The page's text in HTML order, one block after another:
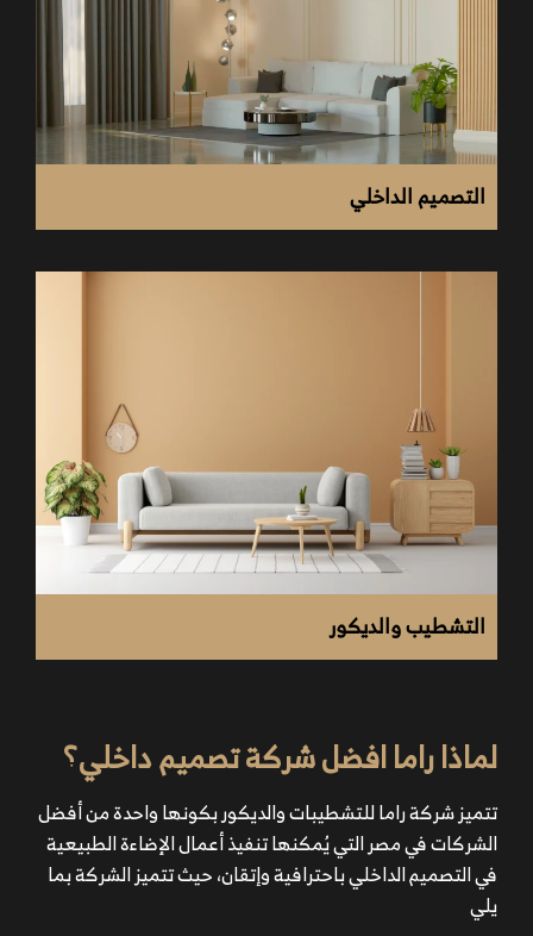
التصميمات الداخلية والتشطيبات السكنية للفلل والأبراج
السكنية.
التصميمات السكنية.
تشطيبات المرافق المُتخصصة.
تصميم الأبراج والمراكز التجارية.
التصميم الداخلي
التشطيب والديكور
لماذا راما افضل شركة تصميم داخلي؟
تتميز شركةراماللتشطيبات والديكور بكونها واحدة من أفضل
الشركات في مصر التي يُمكنها تنفيذ أعمالالإضاءة الطبيعية
في التصميم الداخليباحترافية وإتقان، حيث تتميز الشركة بما
يلي